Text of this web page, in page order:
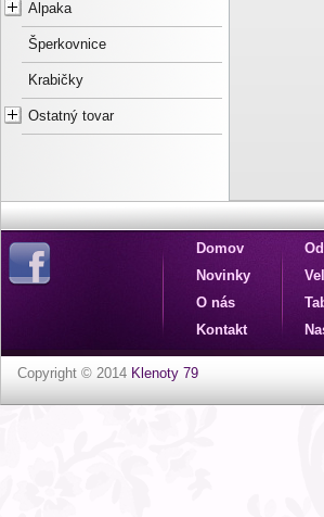
Alpaka
Šperkovnice
Krabičky
Ostatný tovar
Domov
Novinky
O nás
Kontakt
Copyright © 2014 Klenoty 79